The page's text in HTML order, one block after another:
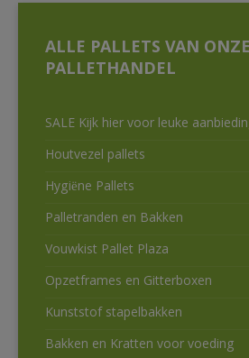
ALLE PALLETS VAN ONZE
PALLETHANDEL
SALE Kijk hier voor leuke
Houtvezel pallets
Hygiëne Pallets
Palletranden en Bakken
Vouwkist Pallet Plaza
Opzetframes en Gitterboxen
Kunststof stapelbakken
Bakken en Kratten voor voeding